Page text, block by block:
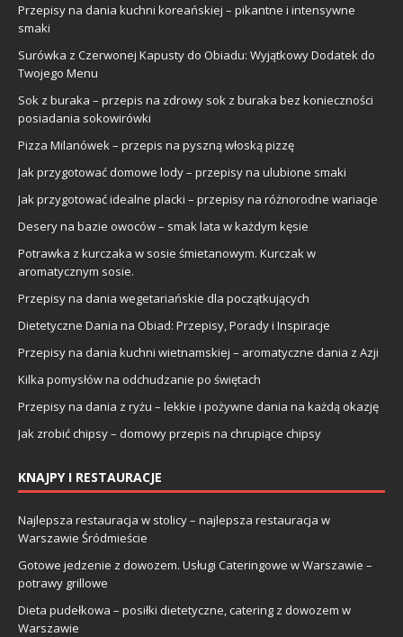
Przepisy na dania kuchni koreańskiej – pikantne i intensywne
smaki
Surówka z Czerwonej Kapusty do Obiadu: Wyjątkowy Dodatek do
Twojego Menu
Sok z buraka – przepis na zdrowy sok z buraka bez konieczności
posiadania sokowirówki
Pizza Milanówek – przepis na pyszną włoską pizzę
Jak przygotować domowe lody – przepisy na ulubione smaki
Jak przygotować idealne placki – przepisy na różnorodne wariacje
Desery na bazie owoców – smak lata w każdym kęsie
Potrawka z kurczaka w sosie śmietanowym. Kurczak w
aromatycznym sosie.
Przepisy na dania wegetariańskie dla początkujących
Dietetyczne Dania na Obiad: Przepisy, Porady i Inspiracje
Przepisy na dania kuchni wietnamskiej – aromatyczne dania z Azji
Kilka pomysłów na odchudzanie po świętach
Przepisy na dania z ryżu – lekkie i pożywne dania na każdą okazję
Jak zrobić chipsy – domowy przepis na chrupiące chipsy
KNAJPY I RESTAURACJE
Najlepsza restauracja w stolicy – najlepsza restauracja w
Warszawie Śródmieście
Gotowe jedzenie z dowozem. Usługi Cateringowe w Warszawie –
potrawy grillowe
Dieta pudełkowa – posiłki dietetyczne, catering z dowozem w
Warszawie